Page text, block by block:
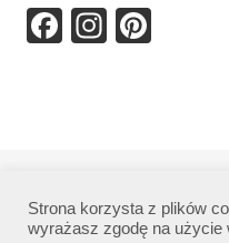
Facebook
Strona korzysta z plików
wyrażasz zgodę na